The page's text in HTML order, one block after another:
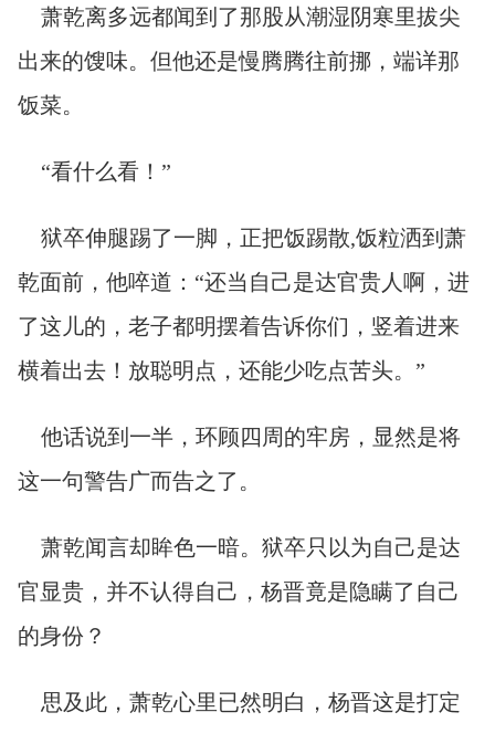
萧乾离多远都闻到了那股从潮湿阴寒里拔尖
出来的馊味。但他还是慢腾腾往前挪，端详那
饭菜。
“看什么看！”
狱卒伸腿踢了一脚，正把饭踢散,饭粒洒到萧
乾面前，他啐道：“还当自己是达官贵人啊，进
了这儿的，老子都明摆着告诉你们，竖着进来
横着出去！放聪明点，还能少吃点苦头。”
他话说到一半，环顾四周的牢房，显然是将
这一句警告广而告之了。
萧乾闻言却眸色一暗。狱卒只以为自己是达
官显贵，并不认得自己，杨晋竟是隐瞒了自己
的身份？
思及此，萧乾心里已然明白，杨晋这是打定